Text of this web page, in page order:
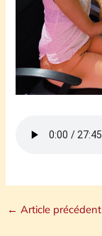
← Article précédent